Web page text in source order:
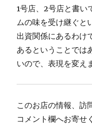
1号店、2号店と書い
ムの味を受け継ぐと
出資関係にあるわけ
あるということでは
いので、表現を変え
このお店の情報、訪
コメント欄へお寄せ